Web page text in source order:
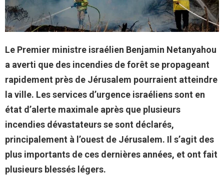
Le Premier ministre israélien Benjamin Netanyahou
a averti que des incendies de forêt se propageant
rapidement près de Jérusalem pourraient atteindre
la ville. Les services d’urgence israéliens sont en
état d’alerte maximale après que plusieurs
incendies dévastateurs se sont déclarés,
principalement à l’ouest de Jérusalem. Il s’agit des
plus importants de ces dernières années, et ont fait
plusieurs blessés légers.